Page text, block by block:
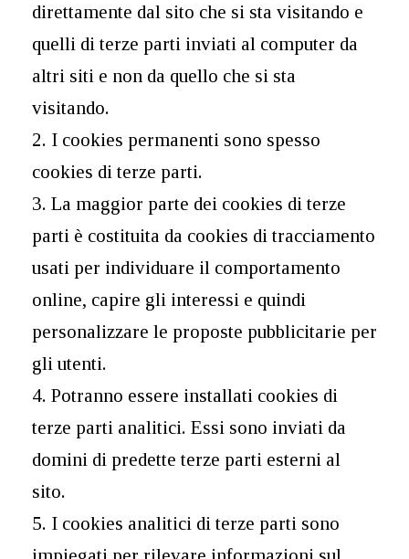
direttamente dal sito che si sta visitando e
quelli di terze parti inviati al computer da
altri siti e non da quello che si sta
visitando.
2. I cookies permanenti sono spesso
cookies di terze parti.
3. La maggior parte dei cookies di terze
parti è costituita da cookies di tracciamento
usati per individuare il comportamento
online, capire gli interessi e quindi
personalizzare le proposte pubblicitarie per
gli utenti.
4. Potranno essere installati cookies di
terze parti analitici. Essi sono inviati da
domini di predette terze parti esterni al
sito.
5. I cookies analitici di terze parti sono